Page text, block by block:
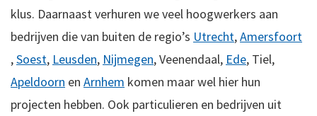
klus. Daarnaast verhuren we veel hoogwerkers aan
bedrijven die van buiten de regio’s Utrecht,Amersfoort
,Soest, Leusden, Nijmegen, Veenendaal, Ede, Tiel,
Apeldoorn en Arnhem komen maar wel hier hun
projecten hebben. Ook particulieren en bedrijven uit